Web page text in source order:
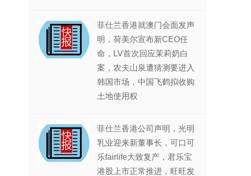
菲仕兰香港就澳门会面发声
明，荷美尔宣布新CEO任
命，LV首次回应茉莉奶白
案，农夫山泉遭猜测要进入
韩国市场，中国飞鹤拟收购
土地使用权
菲仕兰香港公司声明，光明
乳业迎来新董事长，可口可
乐fairlife大致复产，君乐宝
港股上市正常推进，旺旺发